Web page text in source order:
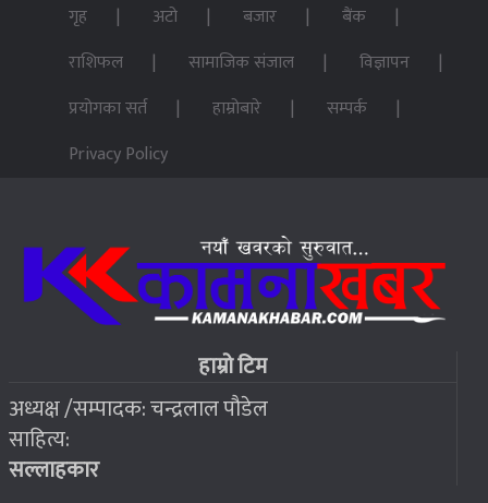
गृह अटो बजार
बैंक
राशिफल
सामाजिक संजाल
विज्ञापन
प्रयोगका सर्त
हाम्रोबारे
सम्पर्क
Privacy Policy
हाम्रो टिम
अध्यक्ष /सम्पादक: चन्द्रलाल पौडेल
साहित्य:
सल्लाहकार